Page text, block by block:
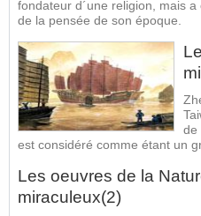
fondateur d´une religion, mais
de la pensée de son époque.
de
est considéré comme étant un
Les oeuvres de la
miraculeux(2)